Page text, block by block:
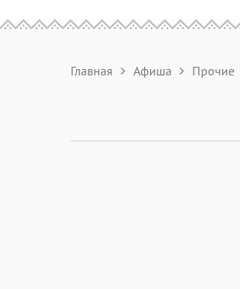
Главная Афиша Прочие